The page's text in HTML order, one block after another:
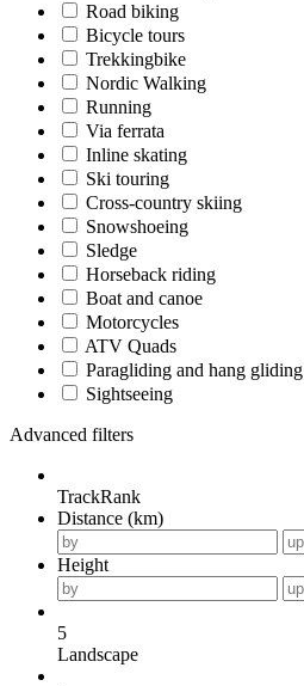
Road biking
Bicycle tours
Trekkingbike
Nordic Walking
Running
Via ferrata
Inline skating
Ski touring
Cross-country skiing
Snowshoeing
Sledge
Horseback riding
Boat and canoe
Motorcycles
ATV Quads
Paragliding and hang gliding
Sightseeing
Advanced filters
TrackRank
Distance (km)
Height
5
Landscape